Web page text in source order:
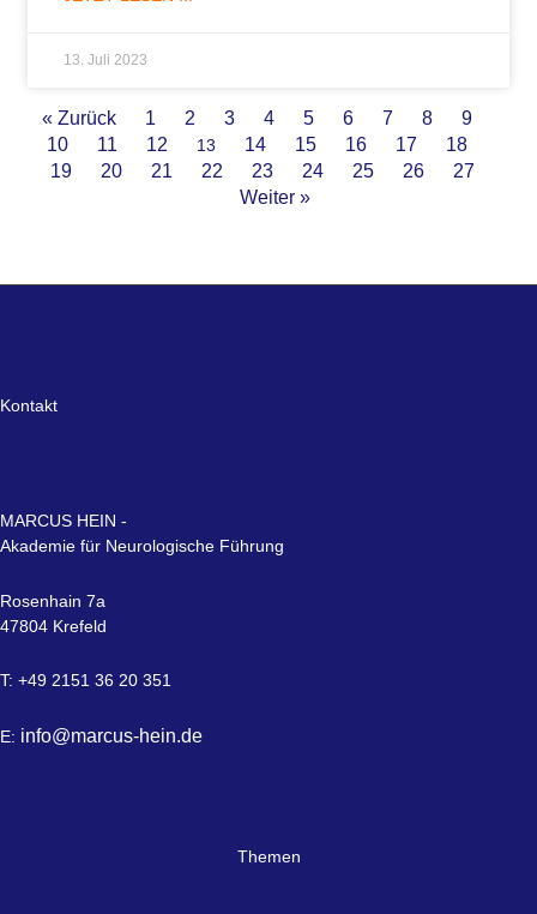
13. Juli 2023
« Zurück 1 2 3 4 5 6 7 8
9
10
11 12 13 14 15 16 17
18
19
20 21 22 23 24 25 26
27
Weiter »
Kontakt
MARCUS HEIN -
Akademie für Neurologische Führung
Rosenhain 7a
47804 Krefeld
T: +49 2151 36 20 351
E: info@marcus-hein.de
Themen